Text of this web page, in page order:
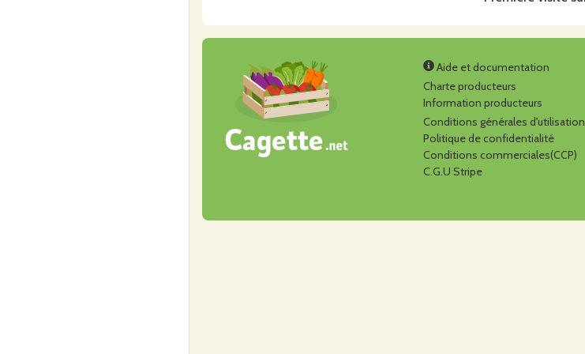
Aide et documentation
Charte producteurs
Information producteurs
Conditions générales d'utilisation
Politique de confidentialité
Conditions commerciales(CCP)
C.G.U Stripe